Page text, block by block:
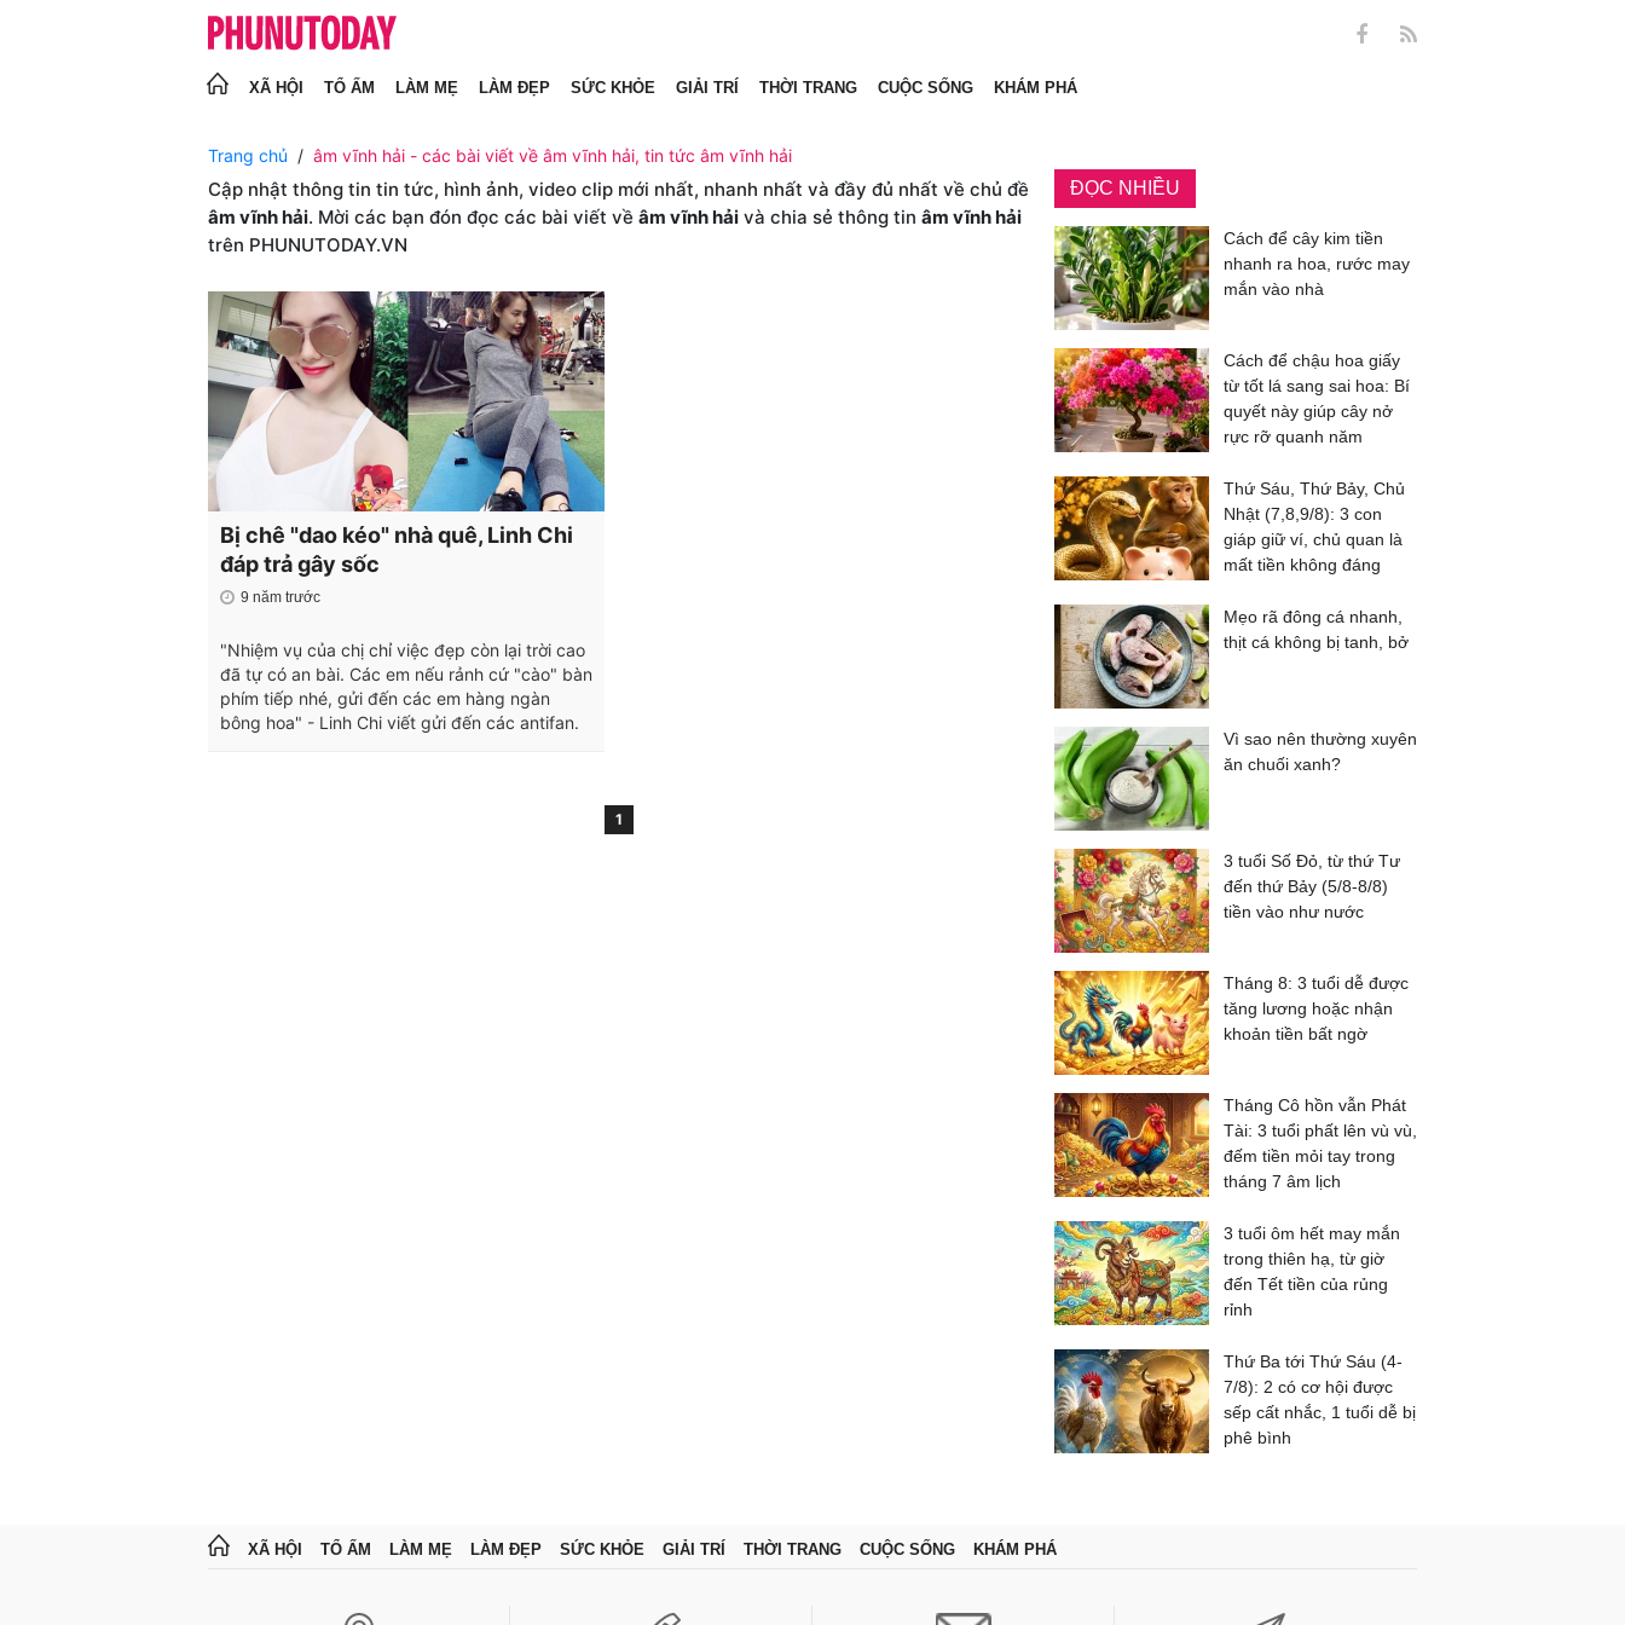
XÃ HỘI TỔ ẤM LÀM MẸ LÀM ĐẸP SỨC KHỎE GIẢI TRÍ THỜI TRANG CUỘC SỐNG KHÁM PHÁ
Trang chủ âm vĩnh hải - các bài viết về âm vĩnh hải, tin tức âm vĩnh hải
Cập nhật thông tin tin tức, hình ảnh, video clip mới nhất, nhanh nhất và đầy đủ nhất về chủ đề
âm vĩnh hải. Mời các bạn đón đọc các bài viết về âm vĩnh hải và chia sẻ thông tin âm vĩnh hải
trên PHUNUTODAY.VN
Bị chê "dao kéo" nhà quê, Linh Chi
đáp trả gây sốc
9 năm trước
"Nhiệm vụ của chị chỉ việc đẹp còn lại trời cao
đã tự có an bài. Các em nếu rảnh cứ "cào" bàn
phím tiếp nhé, gửi đến các em hàng ngàn
bông hoa" - Linh Chi viết gửi đến các antifan.
1
ĐỌC NHIỀU
Cách để cây kim tiền
nhanh ra hoa, rước may
mắn vào nhà
Cách để chậu hoa giấy
từ tốt lá sang sai hoa: Bí
quyết này giúp cây nở
rực rỡ quanh năm
Thứ Sáu, Thứ Bảy, Chủ
Nhật (7,8,9/8): 3 con
giáp giữ ví, chủ quan là
mất tiền không đáng
Mẹo rã đông cá nhanh,
thịt cá không bị tanh, bở
Vì sao nên thường xuyên
ăn chuối xanh?
3 tuổi Số Đỏ, từ thứ Tư
đến thứ Bảy (5/8-8/8)
tiền vào như nước
Tháng 8: 3 tuổi dễ được
tăng lương hoặc nhận
khoản tiền bất ngờ
Tháng Cô hồn vẫn Phát
Tài: 3 tuổi phất lên vù vù,
đếm tiền mỏi tay trong
tháng 7 âm lịch
3 tuổi ôm hết may mắn
trong thiên hạ, từ giờ
đến Tết tiền của rủng
rỉnh
Thứ Ba tới Thứ Sáu (4-
7/8): 2 có cơ hội được
sếp cất nhắc, 1 tuổi dễ bị
phê bình
XÃ HỘI TỔ ẤM LÀM MẸ LÀM ĐẸP SỨC KHỎE GIẢI TRÍ THỜI TRANG CUỘC SỐNG KHÁM PHÁ